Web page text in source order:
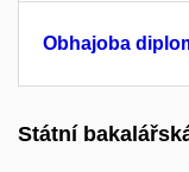
Obhajoba
Státní